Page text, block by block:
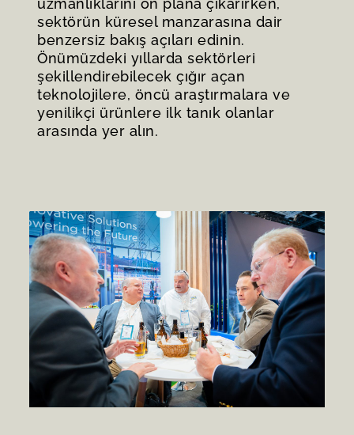
sektörün küresel manzarasına dair
benzersiz bakış açıları edinin.
Önümüzdeki yıllarda sektörleri
şekillendirebilecek çığır açan
teknolojilere, öncü araştırmalara ve
yenilikçi ürünlere ilk tanık olanlar
arasında yer alın.